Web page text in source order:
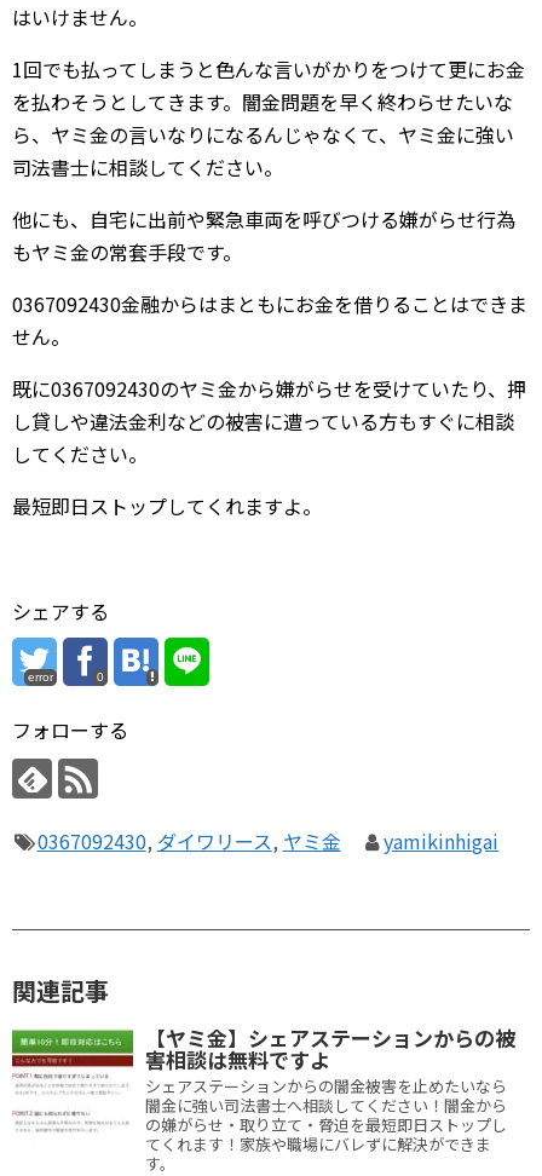
はいけません。
1回でも払ってしまうと色んな言いがかりをつけて更にお金
を払わそうとしてきます。闇金問題を早く終わらせたいな
ら、ヤミ金の言いなりになるんじゃなくて、ヤミ金に強い
司法書士に相談してください。
他にも、自宅に出前や緊急車両を呼びつける嫌がらせ行為
もヤミ金の常套手段です。
0367092430金融からはまともにお金を借りることはできま
せん。
既に0367092430のヤミ金から嫌がらせを受けていたり、押
し貸しや違法金利などの被害に遭っている方もすぐに相談
してください。
最短即日ストップしてくれますよ。
シェアする
error 0
フォローする
0367092430, ダイワリース, ヤミ金 yamikinhigai
関連記事
【ヤミ金】シェアステーションからの被
害相談は無料ですよ
シェアステーションからの闇金被害を止めたいなら
闇金に強い司法書士へ相談してください！闇金から
の嫌がらせ・取り立て・脅迫を最短即日ストップし
てくれます！家族や職場にバレずに解決ができま
す。